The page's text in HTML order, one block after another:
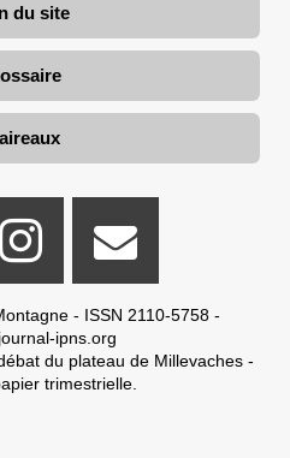
du site
- ISSN 2110-5758 -
ipns.org
du plateau de Millevaches -
trimestrielle.